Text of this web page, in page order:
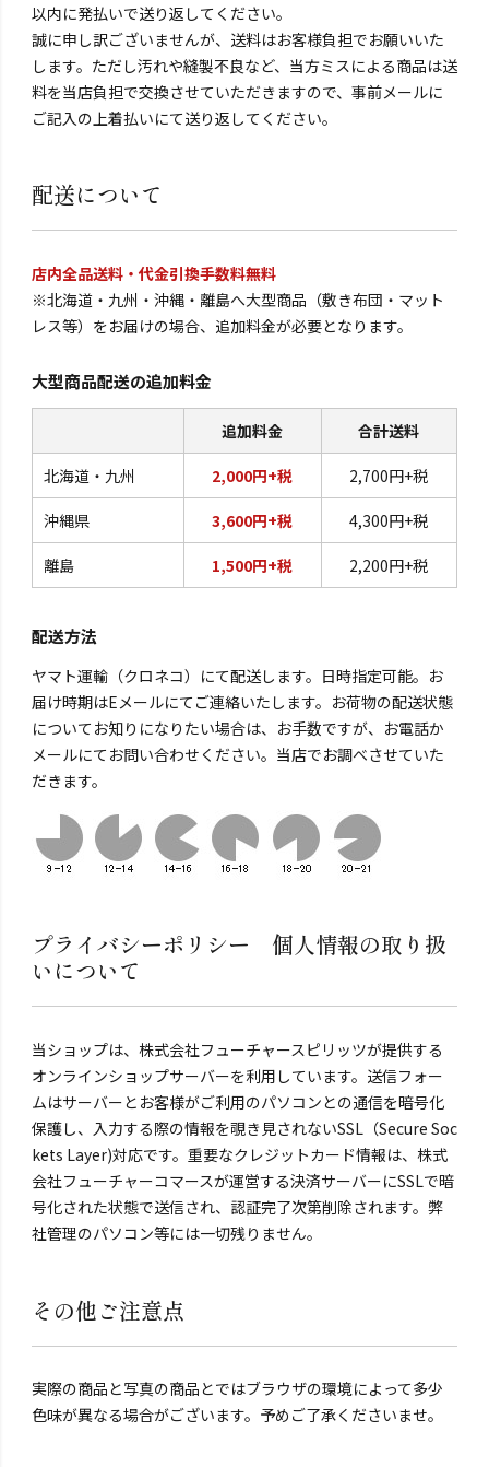
以内に発払いで送り返してください。
誠に申し訳ございませんが、送料はお客様負担でお願いいた
します。ただし汚れや縫製不良など、当方ミスによる商品は送
料を当店負担で交換させていただきますので、事前メールに
ご記入の上着払いにて送り返してください。
配送について
店内全品送料・代金引換手数料無料
※北海道・九州・沖縄・離島へ大型商品（敷き布団・マット
レス等）をお届けの場合、追加料金が必要となります。
大型商品配送の追加料金
追加料金 合計送料
北海道・九州 2,000円+税 2,700円+税
沖縄県 3,600円+税 4,300円+税
離島 1,500円+税 2,200円+税
配送方法
ヤマト運輸（クロネコ）にて配送します。日時指定可能。お
届け時期はEメールにてご連絡いたします。お荷物の配送状態
についてお知りになりたい場合は、お手数ですが、お電話か
メールにてお問い合わせください。当店でお調べさせていた
だきます。
プライバシーポリシー 個人情報の取り扱
いについて
当ショップは、株式会社フューチャースピリッツが提供する
オンラインショップサーバーを利用しています。送信フォー
ムはサーバーとお客様がご利用のパソコンとの通信を暗号化
保護し、入力する際の情報を覗き見されないSSL（Secure Soc
kets Layer)対応です。重要なクレジットカード情報は、株式
会社フューチャーコマースが運営する決済サーバーにSSLで暗
号化された状態で送信され、認証完了次第削除されます。弊
社管理のパソコン等には一切残りません。
その他ご注意点
実際の商品と写真の商品とではブラウザの環境によって多少
色味が異なる場合がございます。予めご了承くださいませ。